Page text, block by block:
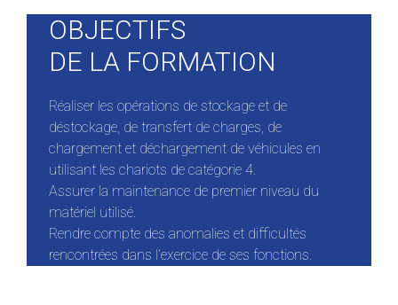
OBJECTIFS
DE LA FORMATION
Réaliser les opérations de stockage et de
déstockage, de transfert de charges, de
chargement et déchargement de véhicules en
utilisant les chariots de catégorie 4.
Assurer la maintenance de premier niveau du
matériel utilisé.
Rendre compte des anomalies et difficultés
rencontrées dans l’exercice de ses fonctions.